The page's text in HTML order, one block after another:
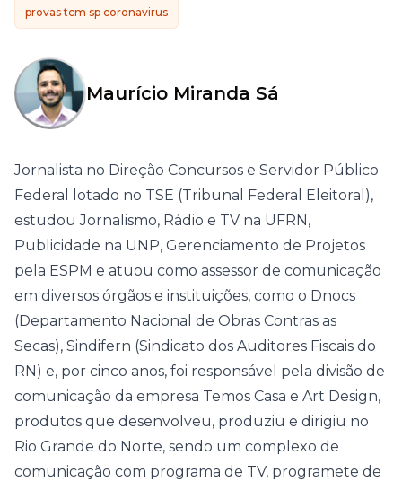
provas tcm sp coronavirus
Maurício Miranda Sá
Jornalista no Direção Concursos e Servidor Público
Federal lotado no TSE (Tribunal Federal Eleitoral),
estudou Jornalismo, Rádio e TV na UFRN,
Publicidade na UNP, Gerenciamento de Projetos
pela ESPM e atuou como assessor de comunicação
em diversos órgãos e instituições, como o Dnocs
(Departamento Nacional de Obras Contras as
Secas), Sindifern (Sindicato dos Auditores Fiscais do
RN) e, por cinco anos, foi responsável pela divisão de
comunicação da empresa Temos Casa e Art Design,
produtos que desenvolveu, produziu e dirigiu no
Rio Grande do Norte, sendo um complexo de
comunicação com programa de TV, programete de